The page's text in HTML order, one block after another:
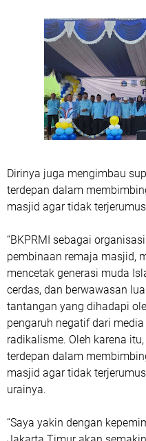
Dirinya juga mengimbau
terdepan dalam
masjid agar tidak
“BKPRMI sebagai
pembinaan remaja masjid,
mencetak generasi muda
cerdas, dan berwawasan
tantangan yang dihadapi
pengaruh negatif dari
radikalisme. Oleh karena
terdepan dalam
masjid agar tidak
urainya.
“Saya yakin dengan